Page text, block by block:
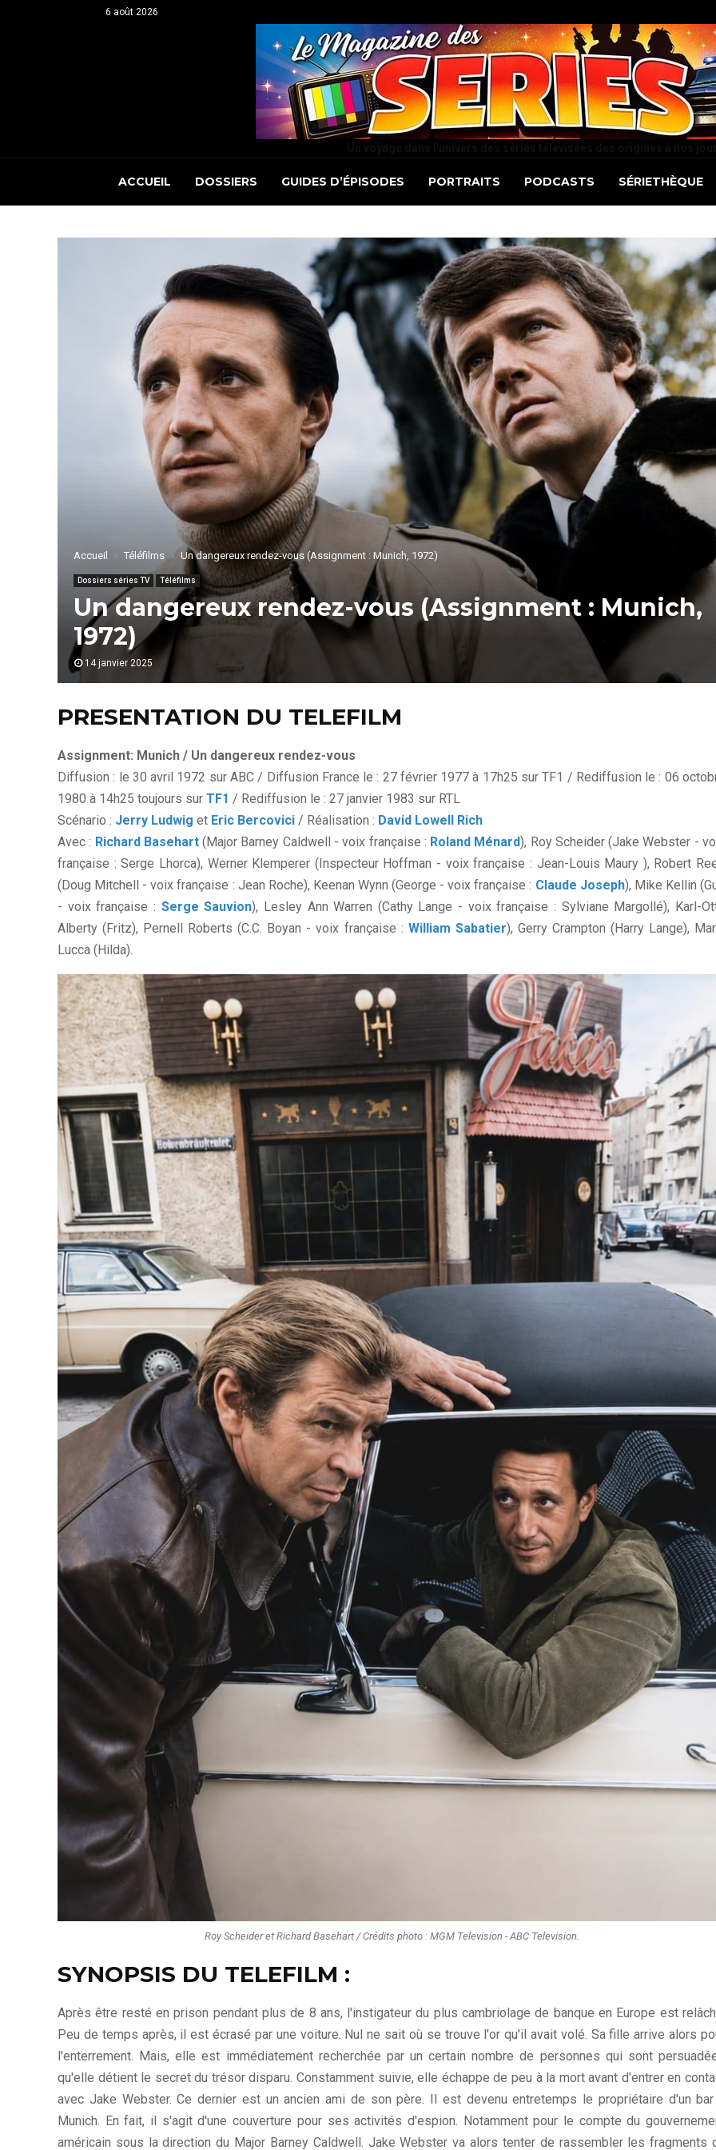
6 août 2026
ACCUEIL DOSSIERS GUIDES D’ÉPISODES PORTRAITS PODCASTS SÉRIETHÈQUE
Accueil Téléfilms Un dangereux rendez-vous (Assignment : Munich, 1972)
Dossiers séries TV Téléfilms
Un dangereux rendez-vous (Assignment : Munich,
1972)
14 janvier 2025
PRESENTATION DU TELEFILM
Assignment: Munich / Un dangereux rendez-vous
Diffusion : le 30 avril 1972 sur ABC / Diffusion France le : 27 février 1977 à 17h25 sur TF1 / Rediffusion le : 06
1980 à 14h25 toujours sur TF1 / Rediffusion le : 27 janvier 1983 sur RTL
Scénario : Jerry Ludwig et Eric Bercovici / Réalisation : David Lowell Rich
Avec : Richard Basehart(Major Barney Caldwell - voix française : Roland Ménard), Roy Scheider (Jake Webster -
française : Serge Lhorca), Werner Klemperer (Inspecteur Hoffman - voix française : Jean-Louis Maury ), Robert
(Doug Mitchell - voix française : Jean Roche), Keenan Wynn (George - voix française : Claude Joseph), Mike Kellin
- voix française : Serge Sauvion), Lesley Ann Warren (Cathy Lange - voix française : Sylviane Margollé), Karl-
Alberty (Fritz), Pernell Roberts (C.C. Boyan - voix française : William Sabatier), Gerry Crampton (Harry Lange),
Lucca (Hilda).
Roy Scheider et Richard Basehart / Crédits photo : MGM Television - ABC Television.
SYNOPSIS DU TELEFILM :
Après être resté en prison pendant plus de 8 ans, l'instigateur du plus cambriolage de banque en Europe est
Peu de temps après, il est écrasé par une voiture. Nul ne sait où se trouve l'or qu'il avait volé. Sa fille arrive alors
l'enterrement. Mais, elle est immédiatement recherchée par un certain nombre de personnes qui sont
qu'elle détient le secret du trésor disparu. Constamment suivie, elle échappe de peu à la mort avant d'entrer en
avec Jake Webster. Ce dernier est un ancien ami de son père. Il est devenu entretemps le propriétaire d'un
Munich. En fait, il s'agit d'une couverture pour ses activités d'espion. Notamment pour le compte du
américain sous la direction du Major Barney Caldwell. Jake Webster va alors tenter de rassembler les fragments